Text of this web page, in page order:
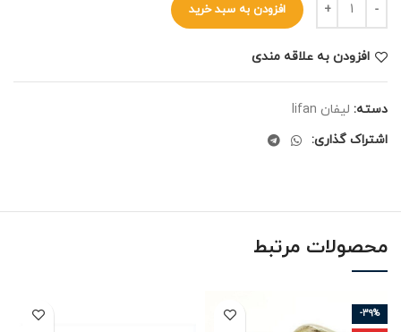
افزودن به سبد خرید
افزودن به علاقه مندی
دسته: لیفان lifan
اشتراک گذاری:
محصولات مرتبط
-39%